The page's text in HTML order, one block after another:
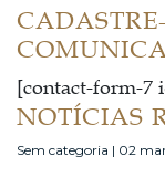
[contact-form-7
NOTÍCIAS
Sem categoria | 02